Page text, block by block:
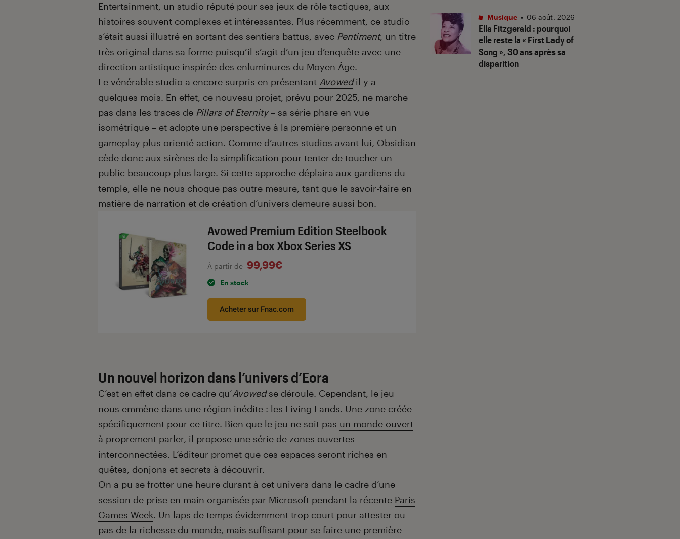
Entertainment, un studio réputé pour ses jeux de rôle tactiques, aux
histoires souvent complexes et intéressantes. Plus récemment, ce studio
s’était aussi illustré en sortant des sentiers battus, avec Pentiment, un titre
très original dans sa forme puisqu’il s’agit d’un jeu d’enquête avec une
direction artistique inspirée des enluminures du Moyen-Âge.
Le vénérable studio a encore surpris en présentant Avowedil y a
quelques mois. En effet, ce nouveau projet, prévu pour 2025, ne marche
pas dans les traces de Pillars of Eternity– sa série phare en vue
isométrique – et adopte une perspective à la première personne et un
gameplay plus orienté action. Comme d’autres studios avant lui, Obsidian
cède donc aux sirènes de la simplification pour tenter de toucher un
public beaucoup plus large. Si cette approche déplaira aux gardiens du
temple, elle ne nous choque pas outre mesure, tant que le savoir-faire en
matière de narration et de création d’univers demeure aussi bon.
Avowed Premium Edition Steelbook
Code in a box Xbox Series XS
À partir de 99,99€
En stock
Acheter sur Fnac.com
Un nouvel horizon dans l’univers d’Eora
C’est en effet dans ce cadre qu’Avowedse déroule. Cependant, le jeu
nous emmène dans une région inédite : les Living Lands. Une zone créée
spécifiquement pour ce titre. Bien que le jeu ne soit pas un monde ouvert
à proprement parler, il propose une série de zones ouvertes
interconnectées. L’éditeur promet que ces espaces seront riches en
quêtes, donjons et secrets à découvrir.
On a pu se frotter une heure durant à cet univers dans le cadre d’une
session de prise en main organisée par Microsoft pendant la récente Paris
Games Week. Un laps de temps évidemment trop court pour attester ou
pas de la richesse du monde, mais suffisant pour se faire une première
Ella Fitzgerald : pourquoi
elle reste la « First Lady of
Song », 30 ans après sa
disparition
Musique • 06 août. 2026